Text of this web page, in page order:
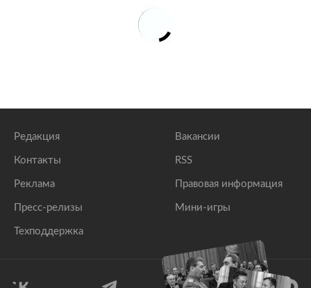
Редакция
Контакты
Реклама
Пресс-релизы
Техподдержка
Вакансии
RSS
Правовая информация
Мини-игры